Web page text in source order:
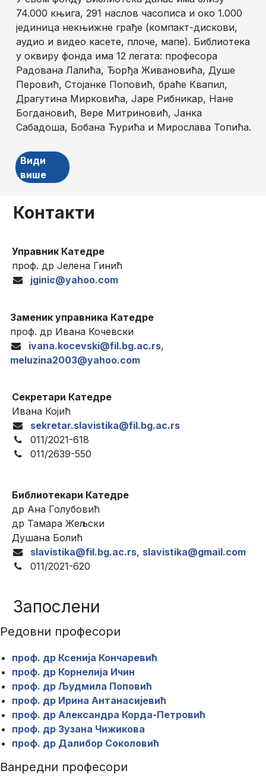
74.000 књига, 291 наслов часописа и око 1.000
јединица некњижне грађе (компакт-дискови,
аудио и видео касете, плоче, мапе). Библиотека
у оквиру фонда има 12 легата: професора
Радована Лалића, Ђорђа Живановића, Душе
Перовић, Стојанке Поповић, браће Квапил,
Драгутина Мирковића, Јаре Рибникар, Нане
Богдановић, Вере Митриновић, Јанка
Сабадоша, Бобана Ћурића и Мирослава Топића.
Види
више
Контакти
Управник Катедре
проф. др Јелена Гинић
jginic@yahoo.com
Заменик управника Катедре
проф. др Ивана Кочевски
ivana.kocevski@fil.bg.ac.rs,
meluzina2003@yahoo.com
Секретари Катедре
Ивана Којић
sekretar.slavistika@fil.bg.ac.rs
011/2021-618
011/2639-550
Библиотекари Катедре
др Ана Голубовић
др Тамара Жељски
Душана Болић
slavistika@fil.bg.ac.rs, slavistika@gmail.com
011/2021-620
Запослени
Редовни професори
проф. др Ксенија Кончаревић
проф. др Корнелија Ичин
проф. др Људмила Поповић
проф. др Ирина Антанасијевић
проф. др Александра Корда-Петровић
проф. др Зузана Чижикова
проф. др Далибор Соколовић
Ванредни професори